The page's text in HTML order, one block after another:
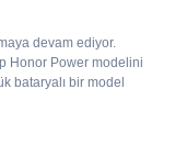
devam ediyor.
Honor Power modelini
bataryalı bir model